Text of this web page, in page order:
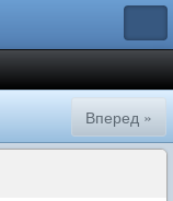
Вперед »